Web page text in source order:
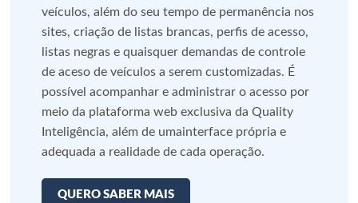
veículos, além do seu tempo de permanência nos
sites, criação de listas brancas, perfis de acesso,
listas negras e quaisquer demandas de controle
de aceso de veículos a serem customizadas. É
possível acompanhar e administrar o acesso por
meio da plataforma web exclusiva da Quality
Inteligência, além de umainterface própria e
adequada a realidade de cada operação.
QUERO SABER MAIS